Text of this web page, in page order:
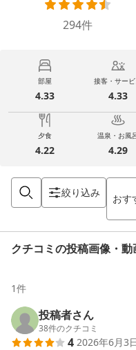
294件
部屋
4.33
接客・サー
4.33
夕食
4.22
温泉・お風
4.29
絞り込み おす
クチコミの投稿画像・動
1件
投稿者さん
38件のクチコミ
4 2026年6月3